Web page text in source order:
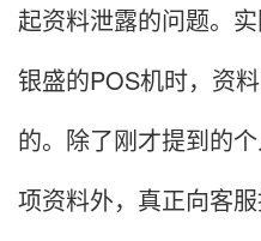
起资料泄露的问题。
银盛的POS机时，资
的。除了刚才提到的
项资料外，真正向客